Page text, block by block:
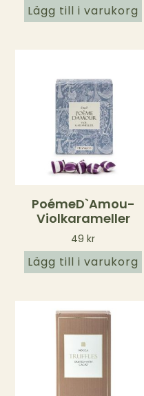
Lägg till i varukorg
PoémeD`amou-
Violkarameller
49kr
Lägg till i varukorg